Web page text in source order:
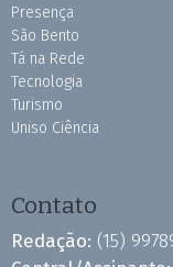
Presença
São Bento
Tá na Rede
Tecnologia
Turismo
Uniso Ciência
Contato
Redação: (15)